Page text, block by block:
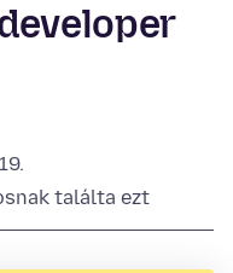
találta ezt